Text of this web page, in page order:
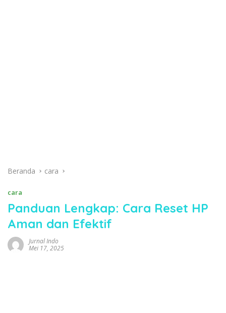
Beranda cara
cara
Panduan Lengkap: Cara Reset HP
Aman dan Efektif
Jurnal Indo
Mei 17, 2025